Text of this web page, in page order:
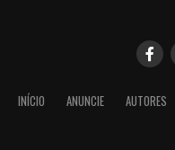
INÍCIO ANUNCIE AUTORES